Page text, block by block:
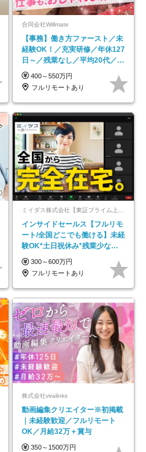
合同会社Willmate
【事務】働き方ファースト／未
経験OK！／充実研修／年休127
日～／残業なし／平均20代／リ
モートOK
400～550万円
フルリモートあり
インサイドセールス【フルリモ
ート/全国どこでも働ける】未経
験OK*土日祝休み*残業少なめ*
在宅勤務手当あり
300～600万円
フルリモートあり
株式会社viralinks
動画編集クリエイター※初掲載
｜未経験歓迎／フルリモート
OK／月給32万＋賞与
350～1500万円